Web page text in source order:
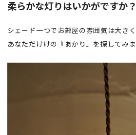
柔らかな灯りはいかがですか？
シェード一つでお部屋の雰囲気は大きく
あなただけけの『あかり』を探してみま